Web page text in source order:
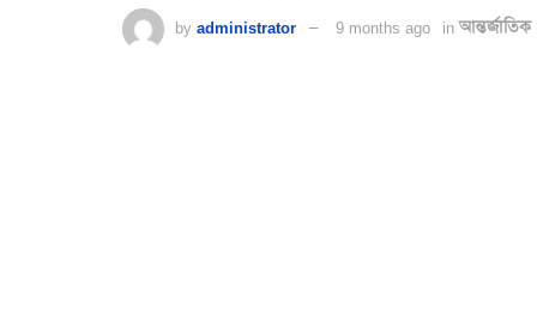
by administrator 9 months ago in আন্তর্জাতিক